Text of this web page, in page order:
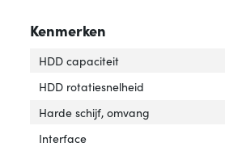
Kenmerken
HDD capaciteit
HDD rotatiesnelheid
Harde schijf, omvang
Interface